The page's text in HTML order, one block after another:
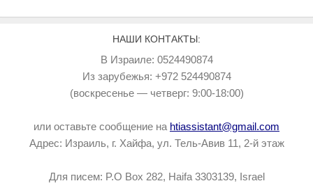
НАШИ КОНТАКТЫ:
В Израиле: 0524490874
Из зарубежья: +972 524490874
(воскресенье — четверг: 9:00-18:00)
или оставьте сообщение на htiassistant@gmail.com
Адрес: Израиль, г. Хайфа, ул. Тель-Авив 11, 2-й этаж
Для писем: P.O Box 282, Haifa 3303139, Israel